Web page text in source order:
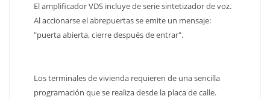
El amplificador VDS incluye de serie sintetizador de voz.
Al accionarse el abrepuertas se emite un mensaje:
"puerta abierta, cierre después de entrar".
Los terminales de vivienda requieren de una sencilla
programación que se realiza desde la placa de calle.